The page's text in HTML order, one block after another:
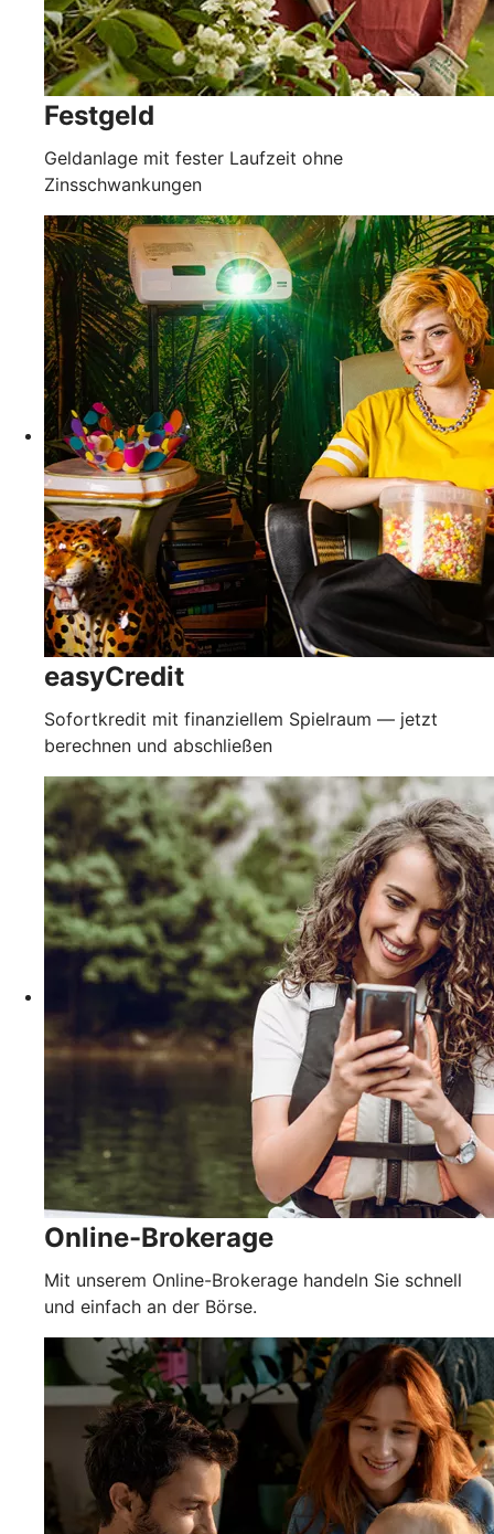
Festgeld
Geldanlage mit fester Laufzeit ohne
Zinsschwankungen
easyCredit
Sofortkredit mit finanziellem Spielraum — jetzt
berechnen und abschließen
Online-Brokerage
Mit unserem Online-Brokerage handeln Sie schnell
und einfach an der Börse.